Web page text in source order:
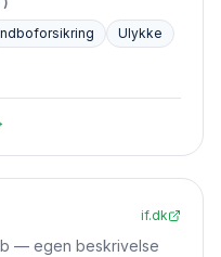
Ulykke
if.dk
— egen beskrivelse